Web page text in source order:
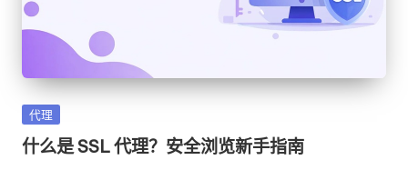
发
布
在
代理
什么是 SSL 代理？安全浏览新手指南